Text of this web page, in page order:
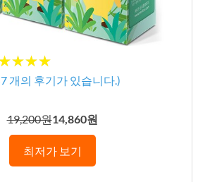
개의 후기가 있습니다.)
19,200원14,860원
최저가 보기